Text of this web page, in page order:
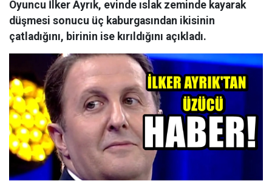
Oyuncu İlker Ayrık, evinde ıslak zeminde kayarak
düşmesi sonucu üç kaburgasından ikisinin
çatladığını, birinin ise kırıldığını açıkladı.